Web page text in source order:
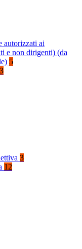
autorizzati ai
e non dirigenti) (da
5
3
3
12